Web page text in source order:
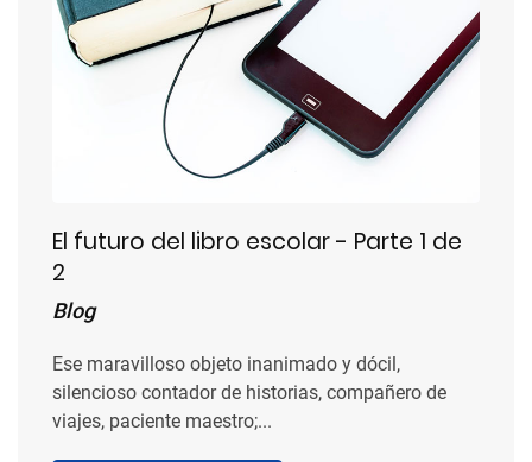
El futuro del libro escolar - Parte 1 de
2
Blog
Ese maravilloso objeto inanimado y dócil,
silencioso contador de historias, compañero de
viajes, paciente maestro;...